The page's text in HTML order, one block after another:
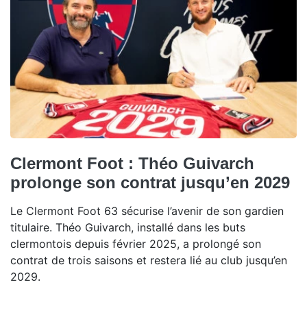
Clermont Foot : Théo Guivarch
prolonge son contrat jusqu’en 2029
Le Clermont Foot 63 sécurise l’avenir de son gardien
titulaire. Théo Guivarch, installé dans les buts
clermontois depuis février 2025, a prolongé son
contrat de trois saisons et restera lié au club jusqu’en
2029.